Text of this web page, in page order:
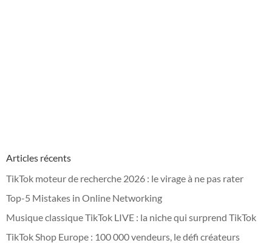
Articles récents
TikTok moteur de recherche 2026 : le virage à ne pas rater
Top-5 Mistakes in Online Networking
Musique classique TikTok LIVE : la niche qui surprend TikTok
TikTok Shop Europe : 100 000 vendeurs, le défi créateurs